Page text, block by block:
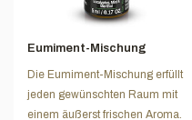
Eumiment-Mischung
Die Eumiment-Mischung erfüllt
jeden gewünschten Raum mit
einem äußerst frischen Aroma.